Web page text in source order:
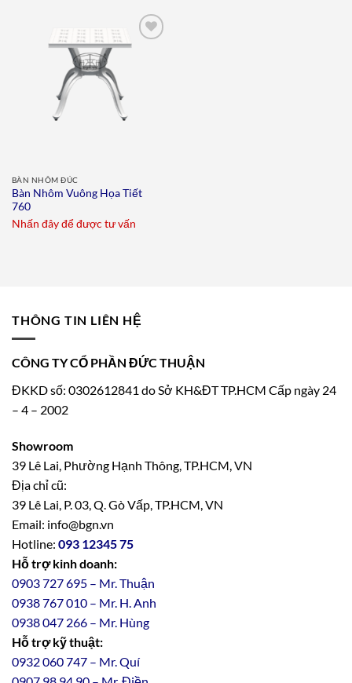
Add to
BÀN NHÔM ĐÚC
Bàn Nhôm Vuông Họa Tiết
760
Nhấn đây để được tư vấn
THÔNG TIN LIÊN HỆ
CÔNG TY CỔ PHẦN ĐỨC THUẬN
ĐKKD số: 0302612841 do Sở KH&ĐT TP.HCM Cấp ngày 24
– 4 – 2002
Showroom
39 Lê Lai, Phường Hạnh Thông, TP.HCM, VN
Địa chỉ cũ:
39 Lê Lai, P. 03, Q. Gò Vấp, TP.HCM, VN
Email: info@bgn.vn
Hotline: 093 12345 75
Hỗ trợ kinh doanh:
0903 727 695 – Mr. Thuận
0938 767 010 – Mr. H. Anh
0938 047 266 – Mr. Hùng
Hỗ trợ kỹ thuật:
0932 060 747 – Mr. Quí